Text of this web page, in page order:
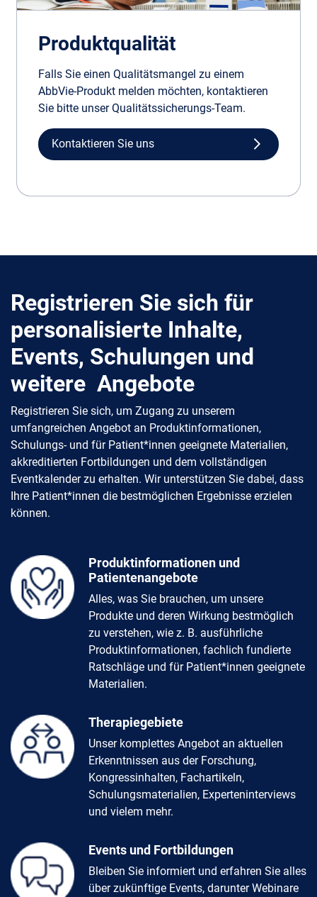
Produktqualität
Falls Sie einen Qualitätsmangel zu einem
AbbVie-Produkt melden möchten, kontaktieren
Sie bitte unser Qualitätssicherungs-Team.
Kontaktieren Sie uns
Registrieren Sie sich für
personalisierte Inhalte,
Events, Schulungen und
weitere Angebote
Registrieren Sie sich, um Zugang zu unserem
umfangreichen Angebot an Produktinformationen,
Schulungs- und für Patient*innen geeignete Materialien,
akkreditierten Fortbildungen und dem vollständigen
Eventkalender zu erhalten. Wir unterstützen Sie dabei, dass
Ihre Patient*innen die bestmöglichen Ergebnisse erzielen
können.
Produktinformationen und
Patientenangebote
Alles, was Sie brauchen, um unsere
Produkte und deren Wirkung bestmöglich
zu verstehen, wie z. B. ausführliche
Produktinformationen, fachlich fundierte
Ratschläge und für Patient*innen geeignete
Materialien.
Therapiegebiete
Unser komplettes Angebot an aktuellen
Erkenntnissen aus der Forschung,
Kongressinhalten, Fachartikeln,
Schulungsmaterialien, Experteninterviews
und vielem mehr.
Events und Fortbildungen
Bleiben Sie informiert und erfahren Sie alles
über zukünftige Events, darunter Webinare